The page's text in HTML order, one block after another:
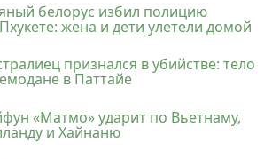
белорус избил полицию
жена и дети улетели домой
признался в убийстве: тело
в Паттайе
«Матмо» ударит по Вьетнаму,
и Хайнаню